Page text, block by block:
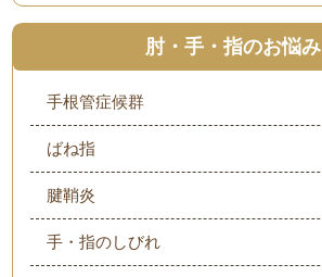
肘・手・指のお悩み
手根管症候群
ばね指
腱鞘炎
手・指のしびれ